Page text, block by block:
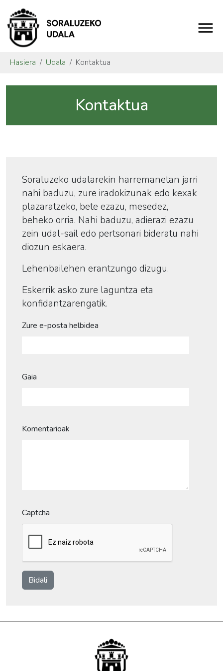
Hasiera Udala Kontaktua
Kontaktua
Soraluzeko udalarekin harremanetan jarri
nahi baduzu, zure iradokizunak edo kexak
plazaratzeko, bete ezazu, mesedez,
beheko orria. Nahi baduzu, adierazi ezazu
zein udal-sail edo pertsonari bideratu nahi
diozun eskaera.
Lehenbailehen erantzungo dizugu.
Eskerrik asko zure laguntza eta
konfidantzarengatik.
Zure e-posta helbidea
Gaia
Komentarioak
Captcha
Bidali